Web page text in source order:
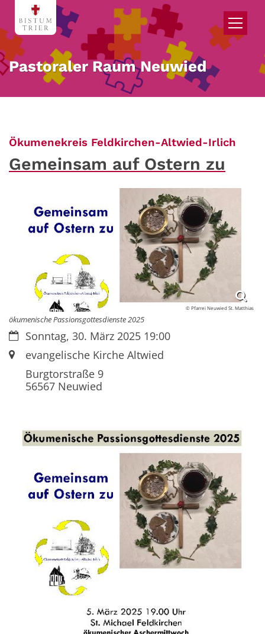
Zum Inhalt springen
Pastoraler Raum Neuwied
Ökumenekreis Feldkirchen-Altwied-Irlich
Gemeinsam auf Ostern zu
© Pfarrei Neuwied St. Matthias
ökumenische Passionsgottesdienste 2025
Datum:Sonntag, 30. März 2025 19:00
Ort:evangelische Kirche Altwied
Burgtorstraße 9
56567Neuwied